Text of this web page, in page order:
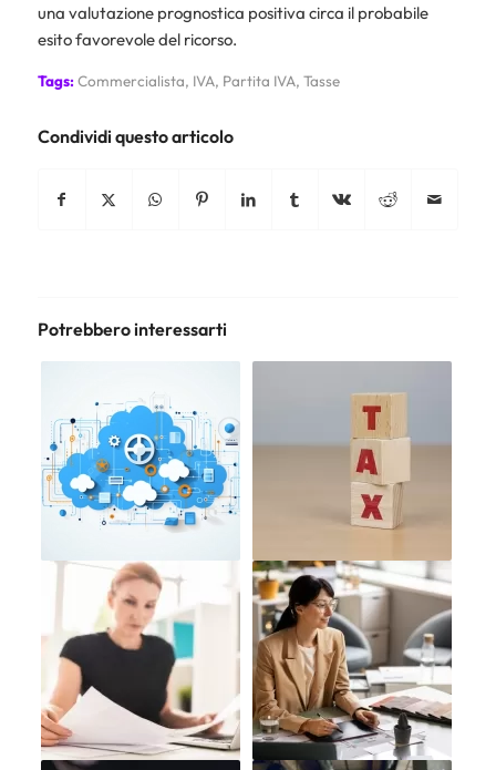
una valutazione prognostica positiva circa il probabile
esito favorevole del ricorso.
Tags:Commercialista, IVA, Partita IVA, Tasse
Condividi questo articolo
Potrebbero interessarti